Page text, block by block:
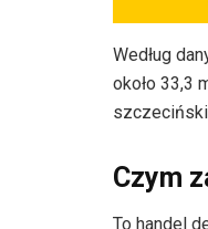
Według
około 33,3
Czym
To handel